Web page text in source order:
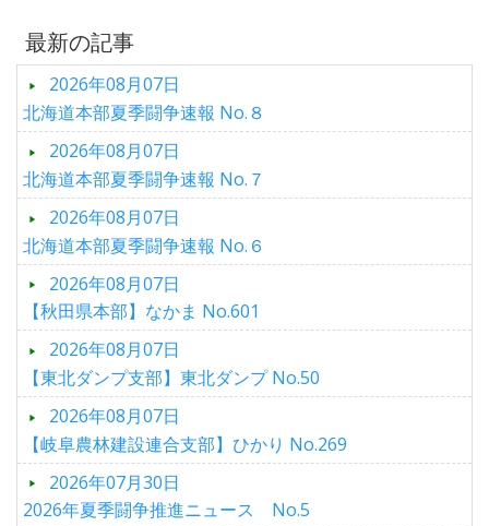
最新の記事
2026年08月07日
北海道本部夏季闘争速報 No.８
2026年08月07日
北海道本部夏季闘争速報 No.７
2026年08月07日
北海道本部夏季闘争速報 No.６
2026年08月07日
【秋田県本部】なかま No.601
2026年08月07日
【東北ダンプ支部】東北ダンプ No.50
2026年08月07日
【岐阜農林建設連合支部】ひかり No.269
2026年07月30日
2026年夏季闘争推進ニュース No.5